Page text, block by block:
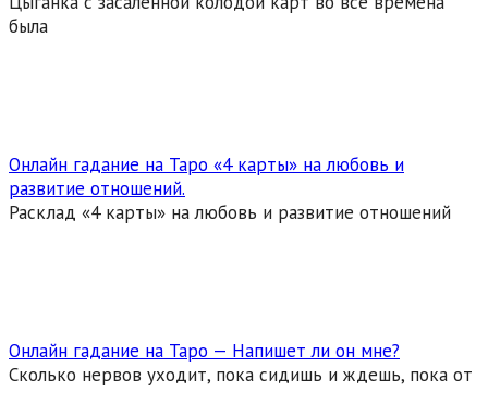
была
Онлайн гадание на Таро «4 карты» на любовь и
развитие отношений.
Расклад «4 карты» на любовь и развитие отношений
Онлайн гадание на Таро — Напишет ли он мне?
Сколько нервов уходит, пока сидишь и ждешь, пока от